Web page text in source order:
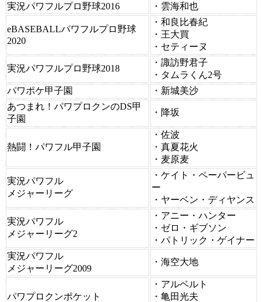
実況パワフルプロ野球2016
・雲海和也
eBASEBALLパワフルプロ野球
2020
・和良比春紀
・王大買
・セティーヌ
実況パワフルプロ野球2018
・諏訪野君子
・タムラくん2号
パワポケ甲子園
・新城美沙
あつまれ！パワプロクンのDS甲
子園
・降坂
熱闘！パワフル甲子園
・佐波
・真夏花火
・麦原麦
実況パワフル
メジャーリーグ
・ケイト・ペーパービュ
ー
・ヤーベン・ディヤンス
実況パワフル
メジャーリーグ2
・アニー・ハンター
・ゼロ・ギブソン
・パトリック・ゲイナー
実況パワフル
メジャーリーグ2009
・海空大地
パワプロクンポケット
・アルベルト
・亀田光夫